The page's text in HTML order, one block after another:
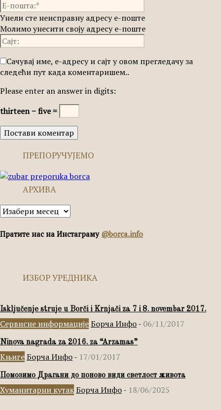
Унели сте неисправну адресу е-поште
Молимо унесити своју адресу е-поште
Сачувај име, е-адресу и сајт у овом прегледачу за
следећи пут када коментаришем..
Please enter an answer in digits:
thirteen − five =
ПРЕПОРУЧУЈЕМО
АРХИВА
Архива
Пратите нас на Инстаграму @borca.info
ИЗБОР УРЕДНИКА
Isključenje struje u Borči i Krnjači za 7 i 8. novembar 2017.
Сервисне информацијеБорча Инфо- 06/11/2017
Ninova nagrada za 2016. za “Arzamas”
КњигеБорча Инфо- 17/01/2017
Помозимо Драгани до поново види светлост живота
Хуманитарни кутакБорча Инфо- 18/06/2025